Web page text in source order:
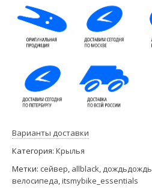
Варианты доставки
Категория: Крылья
Метки: сейвер, allblack, дождьдождь
велосипеда,itsmybike_essentials